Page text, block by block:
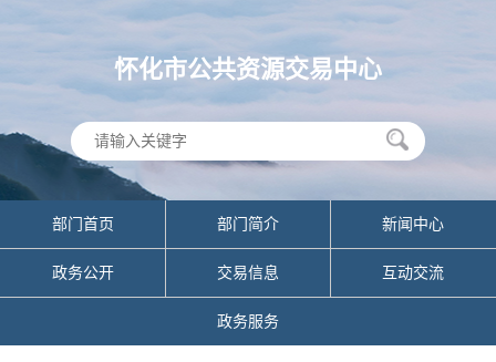
怀化市公共资源交易中心
部门首页 部门简介 新闻中心
政务公开 交易信息 互动交流
政务服务